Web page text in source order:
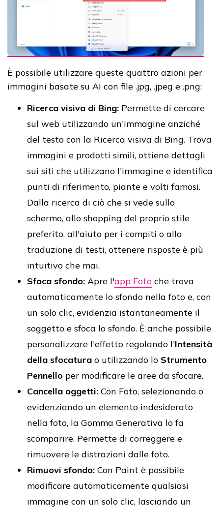
È possibile utilizzare queste quattro azioni per
immagini basate su AI con file .jpg, .jpeg e .png:
Ricerca visiva di Bing: Permette di cercare
sul web utilizzando un'immagine anziché
del testo con la Ricerca visiva di Bing. Trova
immagini e prodotti simili, ottiene dettagli
sui siti che utilizzano l'immagine e identifica
punti di riferimento, piante e volti famosi.
Dalla ricerca di ciò che si vede sullo
schermo, allo shopping del proprio stile
preferito, all'aiuto per i compiti o alla
traduzione di testi, ottenere risposte è più
intuitivo che mai.
Sfoca sfondo: Apre l'app Foto che trova
automaticamente lo sfondo nella foto e, con
un solo clic, evidenzia istantaneamente il
soggetto e sfoca lo sfondo. È anche possibile
personalizzare l'effetto regolando l'Intensità
della sfocatura o utilizzando lo Strumento
Pennello per modificare le aree da sfocare.
Cancella oggetti: Con Foto, selezionando o
evidenziando un elemento indesiderato
nella foto, la Gomma Generativa lo fa
scomparire. Permette di correggere e
rimuovere le distrazioni dalle foto.
Rimuovi sfondo: Con Paint è possibile
modificare automaticamente qualsiasi
immagine con un solo clic, lasciando un